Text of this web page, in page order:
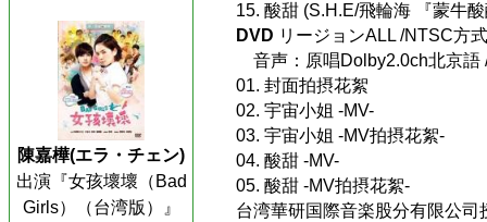
陳嘉樺(エラ・チェン)
出演『女孩壞壞（Bad
Girls）（台湾版）』
15. 酸甜 (S.H.E/飛輪海 『蒙牛
DVD リージョンALL /NTSC方式
音声：原唱Dolby2.0ch北京語
01. 封面拍摂花絮
02. 宇宙小姐 -MV-
03. 宇宙小姐 -MV拍摂花絮-
04. 酸甜 -MV-
05. 酸甜 -MV拍摂花絮-
台湾華研国際音楽股分有限公